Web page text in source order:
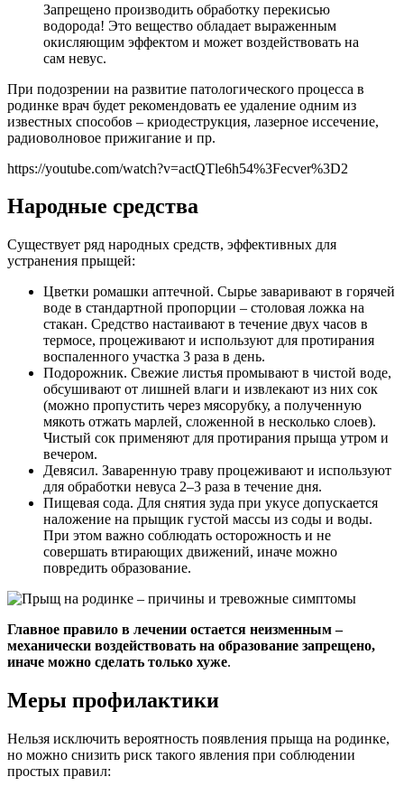
Запрещено производить обработку перекисью
водорода! Это вещество обладает выраженным
окисляющим эффектом и может воздействовать на
сам невус.
При подозрении на развитие патологического процесса в
родинке врач будет рекомендовать ее удаление одним из
известных способов – криодеструкция, лазерное иссечение,
радиоволновое прижигание и пр.
https://youtube.com/watch?v=actQTle6h54%3Fecver%3D2
Народные средства
Существует ряд народных средств, эффективных для
устранения прыщей:
Цветки ромашки аптечной. Сырье заваривают в горячей
воде в стандартной пропорции – столовая ложка на
стакан. Средство настаивают в течение двух часов в
термосе, процеживают и используют для протирания
воспаленного участка 3 раза в день.
Подорожник. Свежие листья промывают в чистой воде,
обсушивают от лишней влаги и извлекают из них сок
(можно пропустить через мясорубку, а полученную
мякоть отжать марлей, сложенной в несколько слоев).
Чистый сок применяют для протирания прыща утром и
вечером.
Девясил. Заваренную траву процеживают и используют
для обработки невуса 2–3 раза в течение дня.
Пищевая сода. Для снятия зуда при укусе допускается
наложение на прыщик густой массы из соды и воды.
При этом важно соблюдать осторожность и не
совершать втирающих движений, иначе можно
повредить образование.
Главное правило в лечении остается неизменным –
механически воздействовать на образование запрещено,
иначе можно сделать только хуже.
Меры профилактики
Нельзя исключить вероятность появления прыща на родинке,
но можно снизить риск такого явления при соблюдении
простых правил: